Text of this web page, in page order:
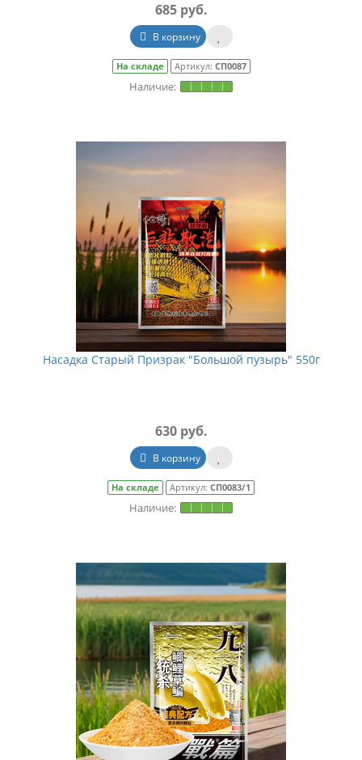
685 руб.
В корзину
На складе Артикул: СП0087
Насадка Старый Призрак "Большой пузырь" 550г
630 руб.
В корзину
На складе Артикул: СП0083/1